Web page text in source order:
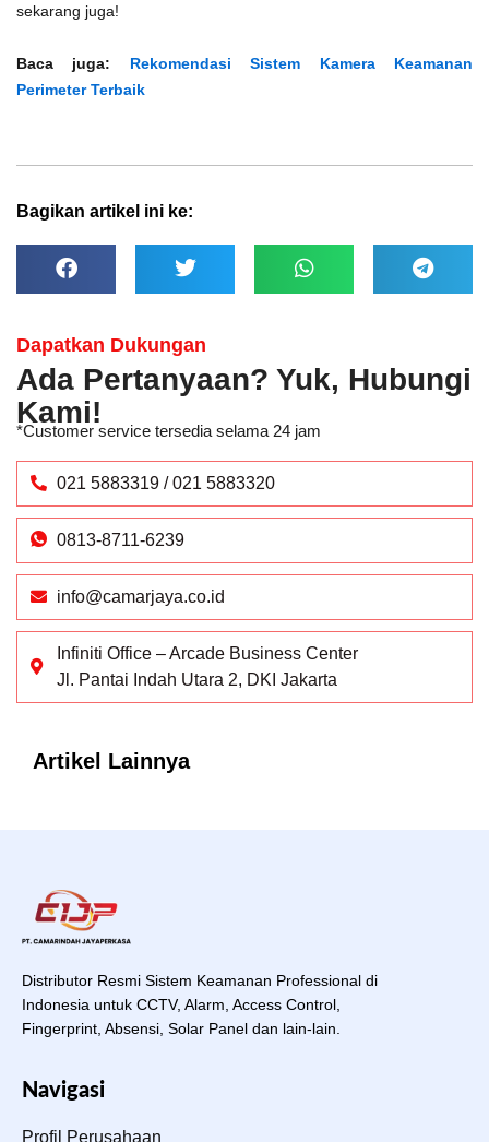
sekarang juga!
Baca juga: Rekomendasi Sistem Kamera Keamanan
Perimeter Terbaik
Bagikan artikel ini ke:
Dapatkan Dukungan
Ada Pertanyaan? Yuk, Hubungi
Kami!
*Customer service tersedia selama 24 jam
021 5883319 / 021 5883320
0813-8711-6239
info@camarjaya.co.id
Infiniti Office – Arcade Business Center
Jl. Pantai Indah Utara 2, DKI Jakarta
Artikel Lainnya
Distributor Resmi Sistem Keamanan Professional di
Indonesia untuk CCTV, Alarm, Access Control,
Fingerprint, Absensi, Solar Panel dan lain-lain.
Navigasi
Profil Perusahaan